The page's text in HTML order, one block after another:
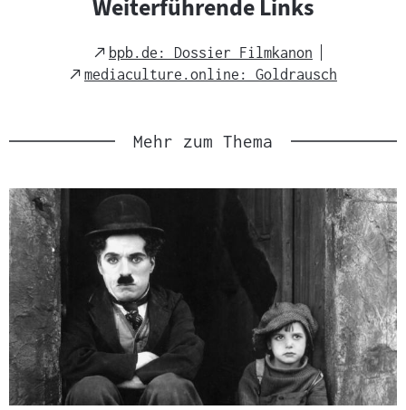
Weiterführende Links
External
Link
bpb.de: Dossier Filmkanon
External
mediaculture.online: Goldrausch
Mehr zum Thema
Slider
überspringen
und
zur
nächsten
Sprungmarke
springen